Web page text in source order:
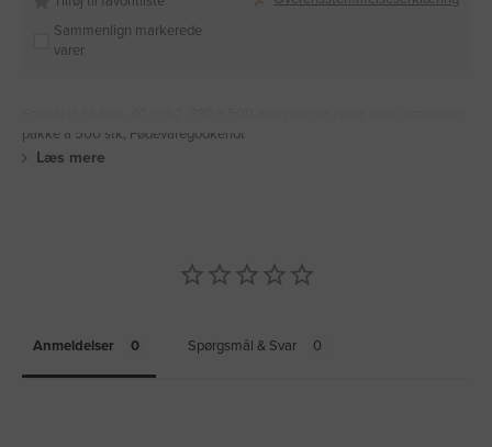
Sammenlign markerede
varer
pakke a 500 stk, Fødevaregodkendt
Læs mere
Anmeldelser Spørgsmål & Svar